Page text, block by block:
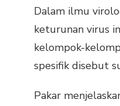
Dalam ilmu
keturunan virus
kelompok-
spesifik disebut
Pakar